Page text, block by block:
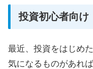
投資初心者向け
最近、投資をはじめ
気になるものがあれ